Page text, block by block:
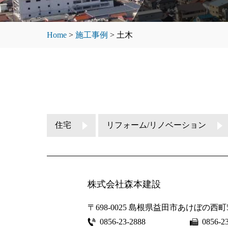
Home > 施工事例 > 土木
住宅 リフォーム/リノベーション
株式会社森本建設
〒698-0025 島根県益田市あけぼの西町
0856-23-2888
0856-